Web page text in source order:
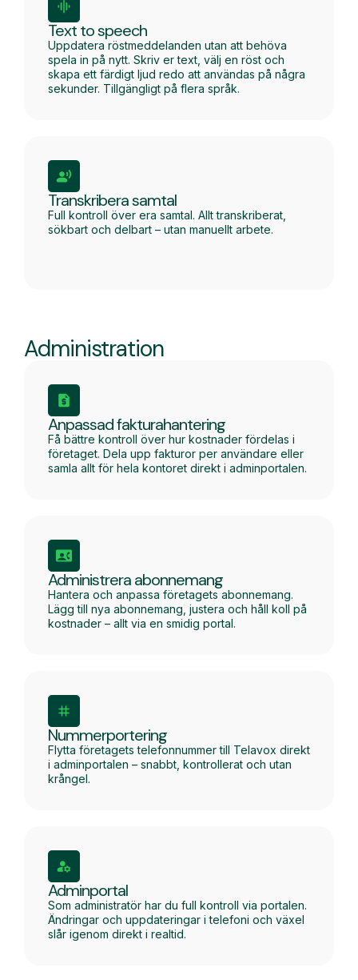
Text to speech
Uppdatera röstmeddelanden utan att behöva
spela in på nytt. Skriv er text, välj en röst och
skapa ett färdigt ljud redo att användas på några
sekunder. Tillgängligt på flera språk.
Transkribera samtal
Full kontroll över era samtal. Allt transkriberat,
sökbart och delbart – utan manuellt arbete.
Administration
Anpassad fakturahantering
Få bättre kontroll över hur kostnader fördelas i
företaget. Dela upp fakturor per användare eller
samla allt för hela kontoret direkt i adminportalen.
Administrera abonnemang
Hantera och anpassa företagets abonnemang.
Lägg till nya abonnemang, justera och håll koll på
kostnader – allt via en smidig portal.
Nummerportering
Flytta företagets telefonnummer till Telavox direkt
i adminportalen – snabbt, kontrollerat och utan
krångel.
Adminportal
Som administratör har du full kontroll via portalen.
Ändringar och uppdateringar i telefoni och växel
slår igenom direkt i realtid.